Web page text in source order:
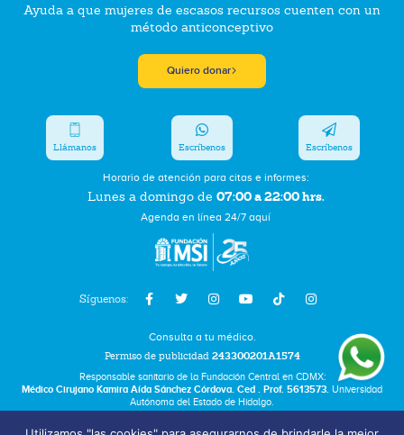
Ayuda a que mujeres de escasos recursos cuenten con un
método anticonceptivo
Quiero donar
Síguenos:
Horario de atención para citas e informes:
Lunes a domingo de 07:00 a 22:00 hrs.
Agenda en línea 24/7 aquí
Llámanos Escríbenos Escríbenos
Consulta a tu médico.
Permiso de publicidad 243300201A1574
Responsable sanitario de la Fundación Central en CDMX:
Médico Cirujano Kamira Aída Sánchez Córdova. Ced . Prof. 5613573. Universidad
Autónoma del Estado de Hidalgo.